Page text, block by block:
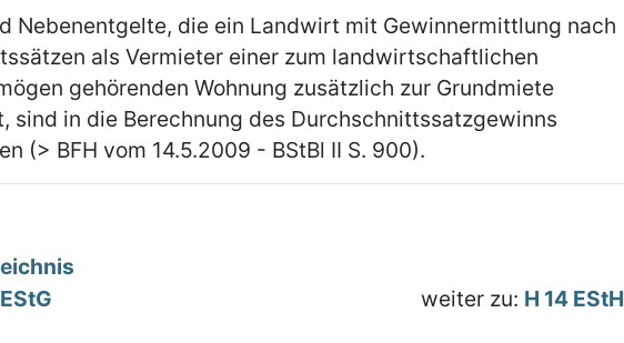
Nebenentgelte, die ein Landwirt mit Gewinnermittlung nach
als Vermieter einer zum landwirtschaftlichen
gehörenden Wohnung zusätzlich zur Grundmiete
sind in die Berechnung des Durchschnittssatzgewinns
(> BFH vom 14.5.2009 - BStBl II S. 900).
weiter zu: H 14 EStH